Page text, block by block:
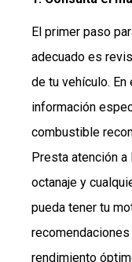
El primer paso
adecuado es
de tu vehículo.
información
combustible
Presta atención
octanaje y
pueda tener tu
rendimiento